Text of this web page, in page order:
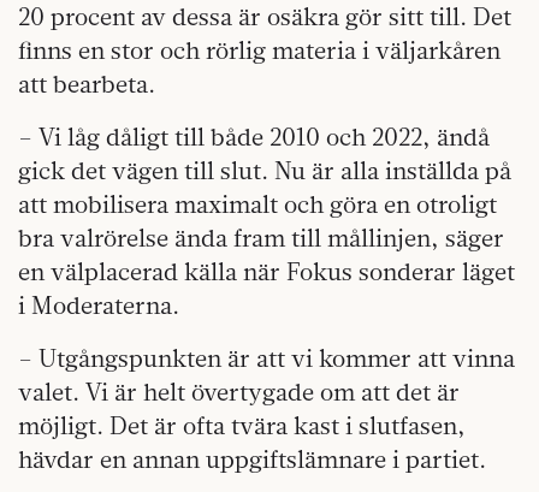
20 procent av dessa är osäkra gör sitt till. Det
finns en stor och rörlig materia i väljarkåren
att bearbeta.
– Vi låg dåligt till både 2010 och 2022, ändå
gick det vägen till slut. Nu är alla inställda på
att mobilisera maximalt och göra en otroligt
bra valrörelse ända fram till mållinjen, säger
en välplacerad källa när Fokus sonderar läget
i Moderaterna.
– Utgångspunkten är att vi kommer att vinna
valet. Vi är helt övertygade om att det är
möjligt. Det är ofta tvära kast i slutfasen,
hävdar en annan uppgiftslämnare i partiet.